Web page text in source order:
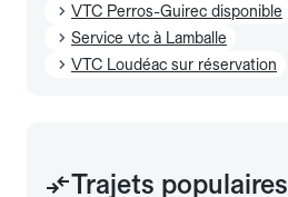
VTC Perros-Guirec disponible
Service vtc à Lamballe
VTC Loudéac sur réservation
Trajets populaires